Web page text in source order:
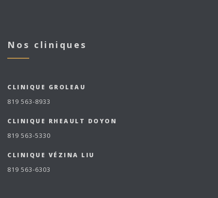
Nos cliniques
CLINIQUE GROLEAU
819 563-8933
CLINIQUE RHEAULT DOYON
819 563-5330
CLINIQUE VÉZINA LIU
819 563-6303